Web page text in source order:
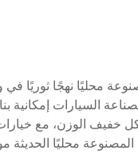
محليًا نهجًا ثوريًا
السيارات
خفيف الوزن، مع
محليًا الحديثة